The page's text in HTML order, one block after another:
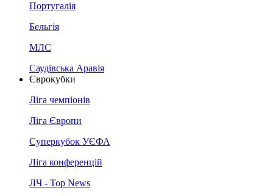
Португалія
Бельгія
МЛС
Саудівська Аравія
Єврокубки
Ліга чемпіонів
Ліга Європи
Суперкубок УЄФА
Ліга конференцій
ЛЧ - Top News